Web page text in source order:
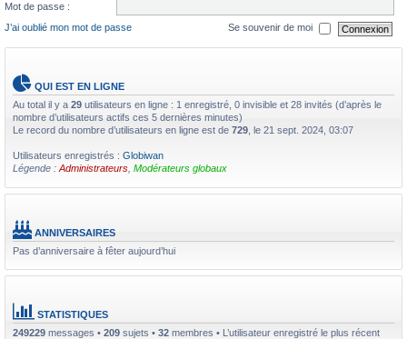
Mot de passe :
J’ai oublié mon mot de passe
Se souvenir de moi
QUI EST EN LIGNE
Au total il y a 29 utilisateurs en ligne : 1 enregistré, 0 invisible et 28 invités (d’après le
nombre d’utilisateurs actifs ces 5 dernières minutes)
Le record du nombre d’utilisateurs en ligne est de 729 , le 21 sept. 2024, 03:07
Utilisateurs enregistrés : Globiwan
Légende : Administrateurs Modérateurs globaux
ANNIVERSAIRES
Pas d’anniversaire à fêter aujourd’hui
STATISTIQUES
249229 messages • 209 sujets • 32 membres • L’utilisateur enregistré le plus récent